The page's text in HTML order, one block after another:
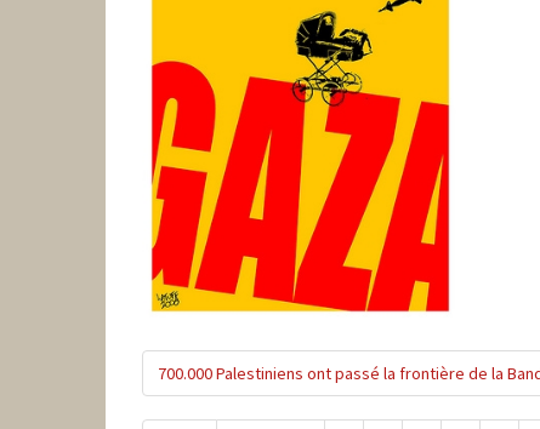
700.000 Palestiniens ont passé la frontière de la